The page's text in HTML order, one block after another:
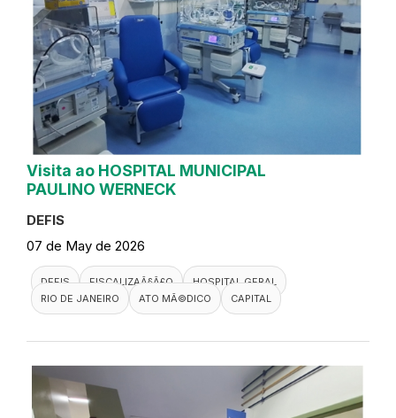
Visita ao HOSPITAL MUNICIPAL
PAULINO WERNECK
DEFIS
07 de May de 2026
DEFIS FISCALIZAÃ§Ã£O
HOSPITAL GERAL
RIO DE JANEIRO
ATO MÃ©DICO CAPITAL